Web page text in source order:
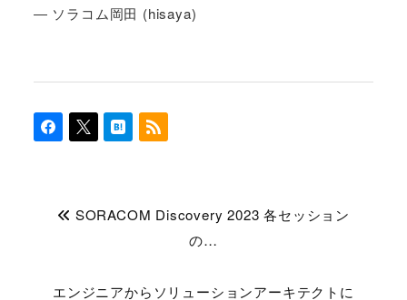
― ソラコム岡田 (hisaya)
SORACOM Discovery 2023 各セッション
の…
エンジニアからソリューションアーキテクトに